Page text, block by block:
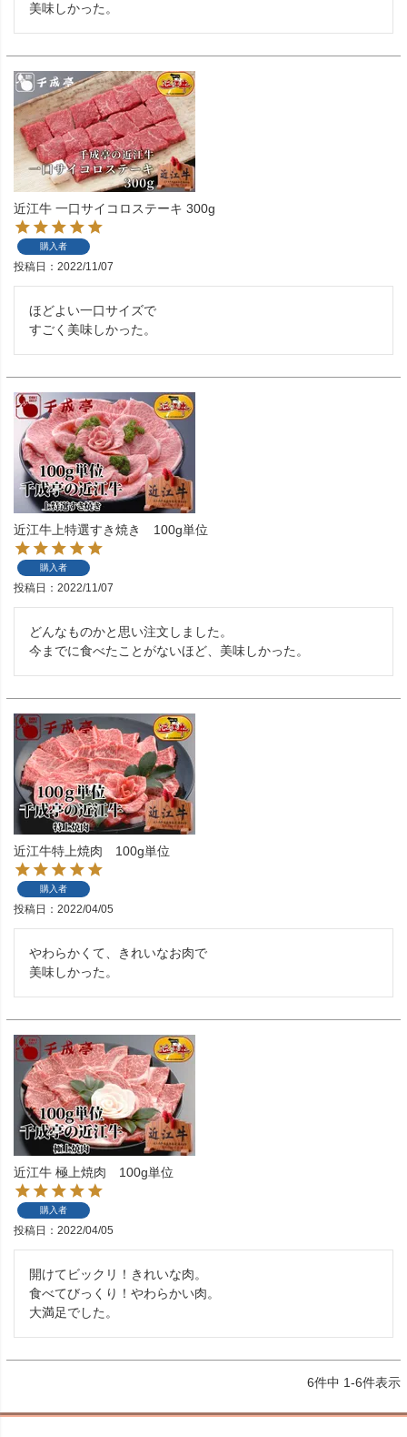
美味しかった。
近江牛 一口サイコロステーキ 300g
購入者
投稿日 2022/11/07
ほどよい一口サイズで
すごく美味しかった。
近江牛上特選すき焼き 100g単位
購入者
投稿日 2022/11/07
どんなものかと思い注文しました。
今までに食べたことがないほど、美味しかった。
近江牛特上焼肉 100g単位
購入者
投稿日 2022/04/05
やわらかくて、きれいなお肉で
美味しかった。
近江牛 極上焼肉 100g単位
購入者
投稿日 2022/04/05
開けてビックリ！きれいな肉。
食べてびっくり！やわらかい肉。
大満足でした。
6件中 1-6件表示